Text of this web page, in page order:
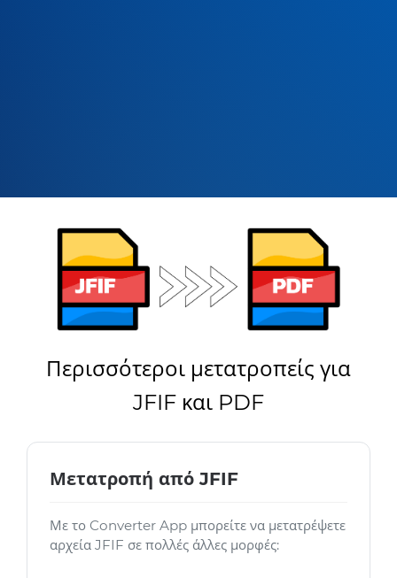
Περισσότεροι μετατροπείς για
JFIF και PDF
Μετατροπή από JFIF
Με το Converter App μπορείτε να μετατρέψετε
αρχεία JFIF σε πολλές άλλες μορφές: